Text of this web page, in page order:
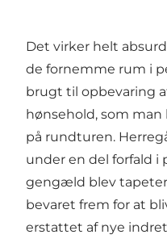
Det virker helt
de fornemme rum i
brugt til opbevaring
hønsehold, som
på rundturen.
under en del forfald i
gengæld blev
bevaret frem for at
erstattet af nye